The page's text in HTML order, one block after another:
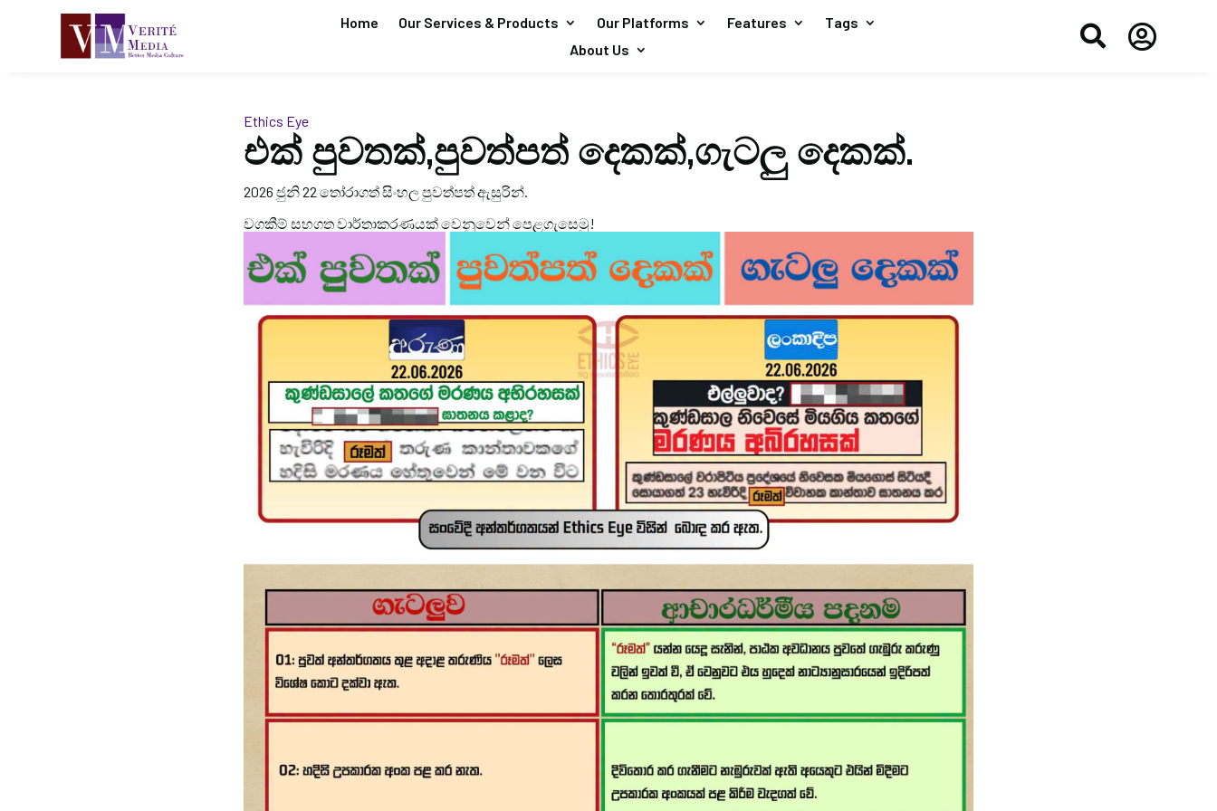
Home Our Services & Products Our Platforms Features
Tags
About Us
 
Ethics Eye
එක් පුවතක්,පුවත්පත් දෙකක්,ගැටලු දෙකක්.
2026 ජුනි 22 තෝරාගත් සිංහල පුවත්පත් ඇසුරින්.
වගකීම් සහගත වාර්තාකරණයක් වෙනුවෙන් පෙළගැසෙමු!